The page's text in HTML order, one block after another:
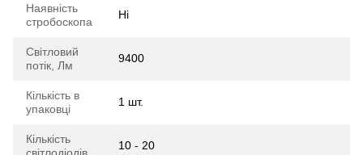
Наявність
стробоскопа
Ні
Світловий
потік, Лм
9400
Кількість в
упаковці
1 шт.
Кількість
світлодіодів
10 - 20